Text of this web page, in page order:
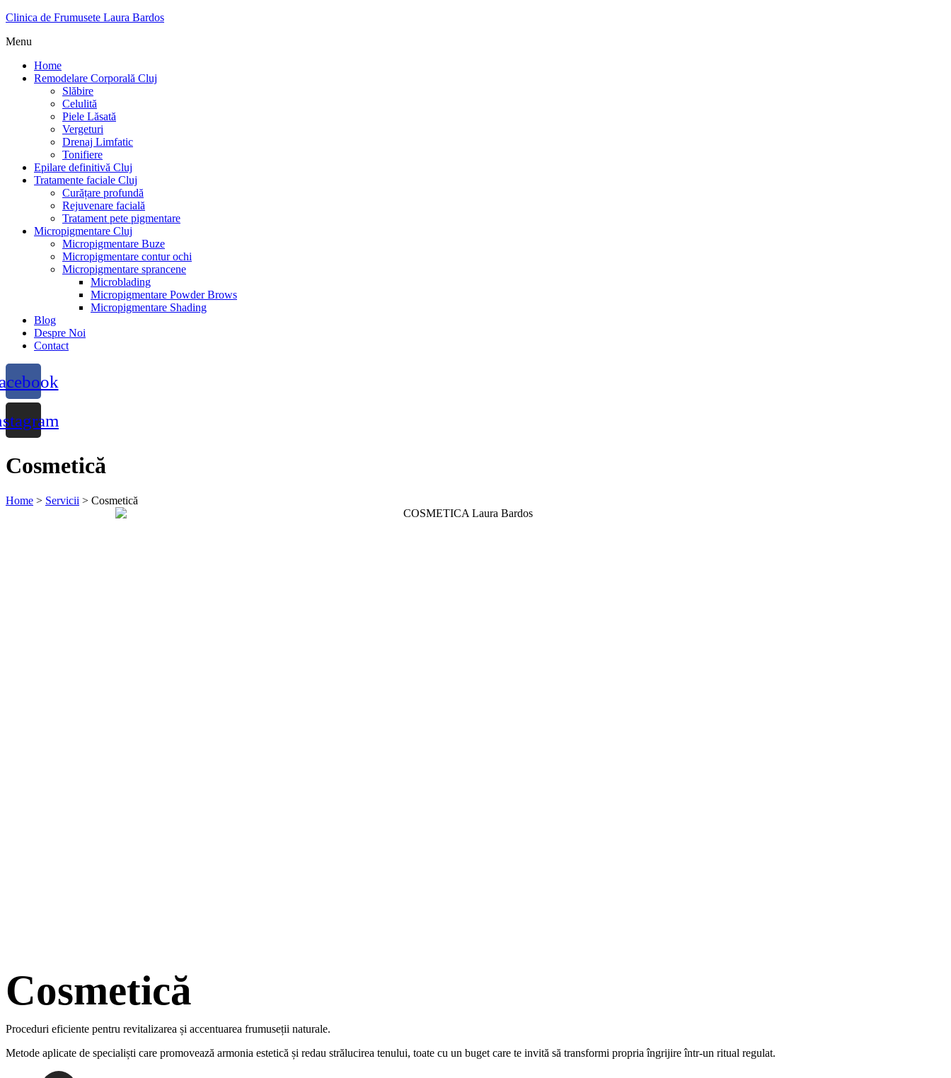
Clinica de Frumusete Laura Bardos
Menu
Home
Remodelare Corporală Cluj
Slăbire
Celulită
Piele Lăsată
Vergeturi
Drenaj Limfatic
Tonifiere
Epilare definitivă Cluj
Tratamente faciale Cluj
Curățare profundă
Rejuvenare facială
Tratament pete pigmentare
Micropigmentare Cluj
Micropigmentare Buze
Micropigmentare contur ochi
Micropigmentare sprancene
Microblading
Micropigmentare Powder Brows
Micropigmentare Shading
Blog
Despre Noi
Contact
Cosmetică
Home > Servicii > Cosmetică
Cosmetică
Proceduri eficiente pentru revitalizarea și accentuarea frumuseții naturale.
Metode aplicate de specialiști care promovează armonia estetică și redau strălucirea tenului, toate cu un buget care te invită să transformi propria îngrijire într-un ritual regulat.